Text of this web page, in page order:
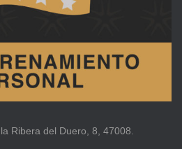
Ribera del Duero, 8, 47008.